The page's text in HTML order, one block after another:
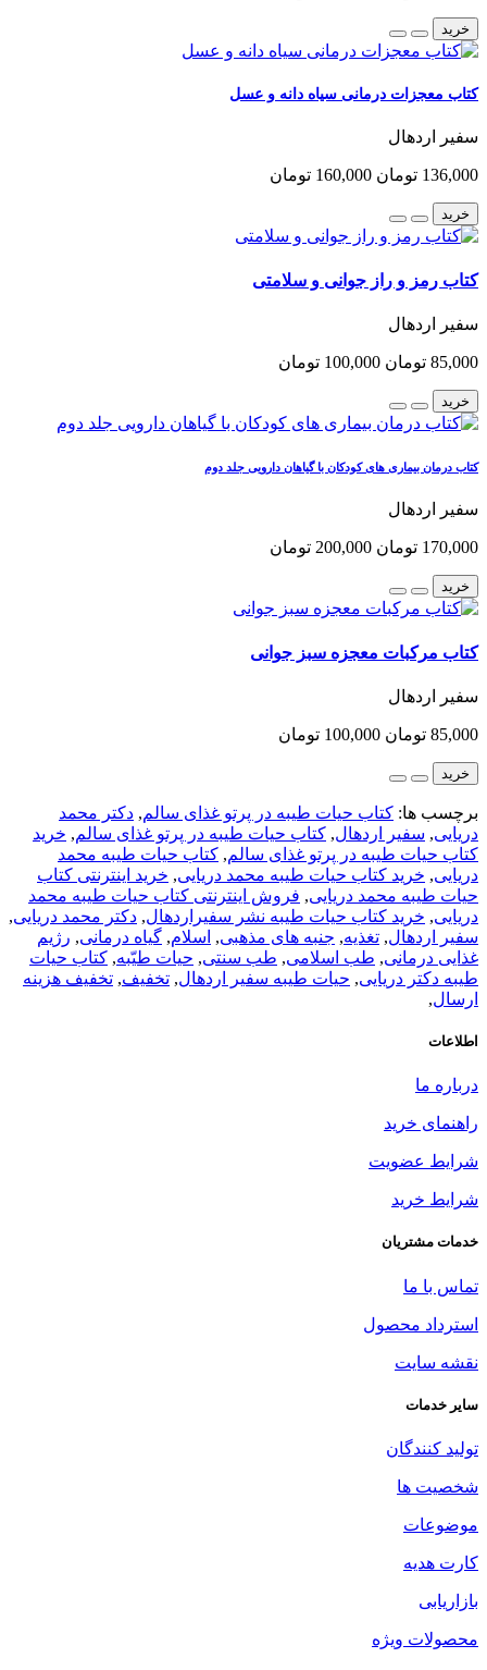
خرید
کتاب معجزات درمانی سیاه دانه و عسل
سفیر اردهال
136,000 تومان 160,000 تومان
خرید
کتاب رمز و راز جوانی و سلامتی
سفیر اردهال
85,000 تومان 100,000 تومان
خرید
کتاب درمان بیماری های کودکان با گیاهان دارویی جلد دوم
سفیر اردهال
170,000 تومان 200,000 تومان
خرید
کتاب مرکبات معجزه سبز جوانی
سفیر اردهال
85,000 تومان 100,000 تومان
خرید
برچسب ها: کتاب حیات طیبه در پرتو غذای سالم, دکتر محمد
دریایی, سفیر اردهال, کتاب حیات طیبه در پرتو غذای سالم, خرید
کتاب حیات طیبه در پرتو غذای سالم, کتاب حیات طیبه محمد
دریایی, خرید کتاب حیات طیبه محمد دریایی, خرید اینترنتی کتاب
حیات طیبه محمد دریایی, فروش اینترنتی کتاب حیات طیبه محمد
دریایی, خرید کتاب حیات طیبه نشر سفیراردهال, دکتر محمد دریایی,
سفیر اردهال, تغذیه, جنبه های مذهبی, اسلام, گیاه درمانی, رژیم
غذایی درمانی, طب اسلامی, طب سنتی, حیات طیّبه, کتاب حیات
طیبه دکتر دریایی, حیات طیبه سفیر اردهال, تخفیف, تخفیف هزینه
ارسال,
اطلاعات
درباره ما
راهنمای خرید
شرایط عضویت
شرایط خرید
خدمات مشتریان
تماس با ما
استرداد محصول
نقشه سایت
سایر خدمات
تولید کنندگان
شخصیت ها
موضوعات
کارت هدیه
بازاریابی
محصولات ویژه